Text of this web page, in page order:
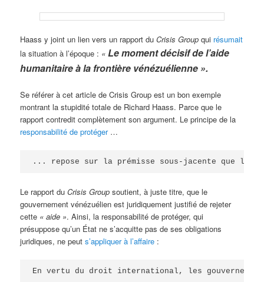
Haass y joint un lien vers un rapport duCrisis Group qui résumait
la situation à l’époque : «Le moment décisif de l’aide
humanitaire à la frontière vénézuélienne ».
Se référer à cet article de Crisis Group est un bon exemple
montrant la stupidité totale de Richard Haass. Parce que le
rapport contredit complètement son argument. Le principe de la
responsabilité de protéger…
... repose sur la prémisse sous-jacente que la
Le rapport duCrisis Group soutient, à juste titre, que le
gouvernement vénézuélien est juridiquement justifié de rejeter
cette «aide ». Ainsi, la responsabilité de protéger, qui
présuppose qu’un État ne s’acquitte pas de ses obligations
juridiques, ne peuts’appliquer à l’affaire :
En vertu du droit international, les